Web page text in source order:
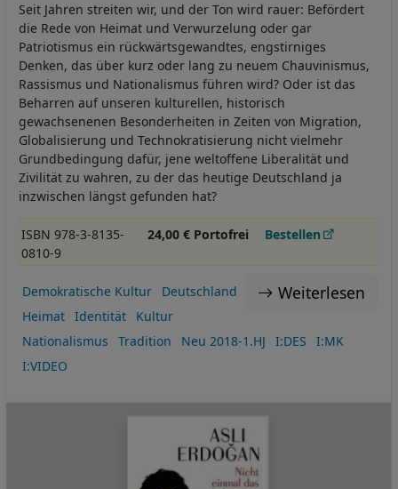
Seit Jahren streiten wir, und der Ton wird rauer: Befördert
die Rede von Heimat und Verwurzelung oder gar
Patriotismus ein rückwärtsgewandtes, engstirniges
Denken, das über kurz oder lang zu neuem Chauvinismus,
Rassismus und Nationalismus führen wird? Oder ist das
Beharren auf unseren kulturellen, historisch
gewachsenenen Besonderheiten in Zeiten von Migration,
Globalisierung und Technokratisierung nicht vielmehr
Grundbedingung dafür, jene weltoffene Liberalität und
Zivilität zu wahren, zu der das heutige Deutschland ja
inzwischen längst gefunden hat?
ISBN 978-3-8135-
0810-9
24,00 € Portofrei Bestellen
Weiterlesen
Demokratische Kultur
Deutschland
Heimat
Identität
Kultur
Nationalismus
Tradition Neu 2018-1.HJ I:DES
I:MK
I:VIDEO